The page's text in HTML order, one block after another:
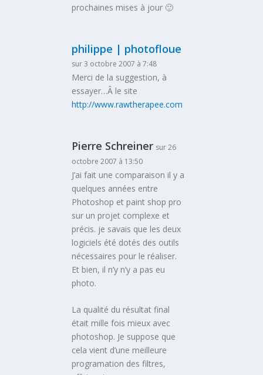
prochaines mises à jour 🙂
philippe | photofloue
sur 3 octobre 2007 à 7:48
Merci de la suggestion, à
essayer…Â le site
http://www.rawtherapee.com
Pierre Schreiner sur 26
octobre 2007 à 13:50
J’ai fait une comparaison il y a
quelques années entre
Photoshop et paint shop pro
sur un projet complexe et
précis. je savais que les deux
logiciels été dotés des outils
nécessaires pour le réaliser.
Et bien, il n’y n’y a pas eu
photo.
La qualité du résultat final
était mille fois mieux avec
photoshop. Je suppose que
cela vient d’une meilleure
programation des filtres,